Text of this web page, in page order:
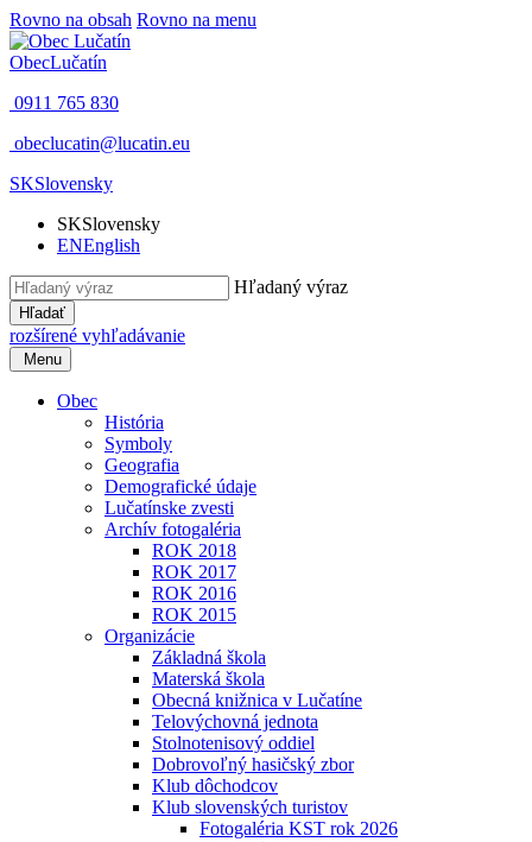
Rovno na obsah Rovno na menu
ObecLučatín
0911 765 830
obeclucatin@lucatin.eu
SKSlovensky
SKSlovensky
ENEnglish
Hľadaný výraz
Hľadať
rozšírené vyhľadávanie
Menu
Obec
História
Symboly
Geografia
Demografické údaje
Lučatínske zvesti
Archív fotogaléria
ROK 2018
ROK 2017
ROK 2016
ROK 2015
Organizácie
Základná škola
Materská škola
Obecná knižnica v Lučatíne
Telovýchovná jednota
Stolnotenisový oddiel
Dobrovoľný hasičský zbor
Klub dôchodcov
Klub slovenských turistov
Fotogaléria KST rok 2026